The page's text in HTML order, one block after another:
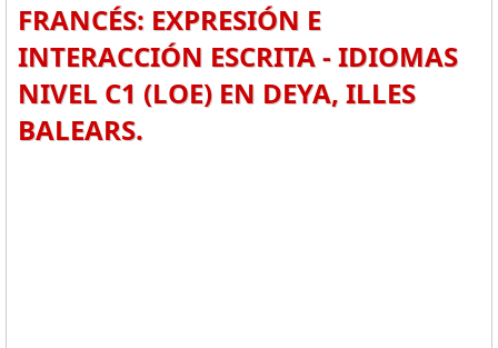
FRANCÉS: EXPRESIÓN E
INTERACCIÓN ESCRITA - IDIOMAS
NIVEL C1 (LOE) EN DEYA, ILLES
BALEARS.